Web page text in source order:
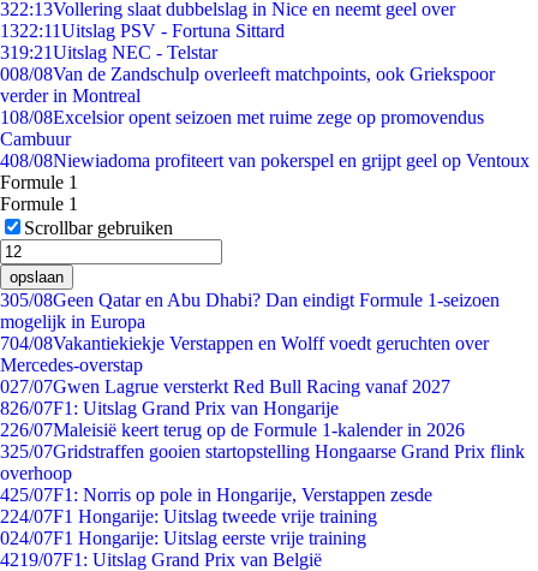
322:13Vollering slaat dubbelslag in Nice en neemt geel over
1322:11Uitslag PSV - Fortuna Sittard
319:21Uitslag NEC - Telstar
008/08Van de Zandschulp overleeft matchpoints, ook Griekspoor
verder in Montreal
108/08Excelsior opent seizoen met ruime zege op promovendus
Cambuur
408/08Niewiadoma profiteert van pokerspel en grijpt geel op Ventoux
Formule 1
Formule 1
Scrollbar gebruiken
opslaan
305/08Geen Qatar en Abu Dhabi? Dan eindigt Formule 1-seizoen
mogelijk in Europa
704/08Vakantiekiekje Verstappen en Wolff voedt geruchten over
Mercedes-overstap
027/07Gwen Lagrue versterkt Red Bull Racing vanaf 2027
826/07F1: Uitslag Grand Prix van Hongarije
226/07Maleisië keert terug op de Formule 1-kalender in 2026
325/07Gridstraffen gooien startopstelling Hongaarse Grand Prix flink
overhoop
425/07F1: Norris op pole in Hongarije, Verstappen zesde
224/07F1 Hongarije: Uitslag tweede vrije training
024/07F1 Hongarije: Uitslag eerste vrije training
4219/07F1: Uitslag Grand Prix van België